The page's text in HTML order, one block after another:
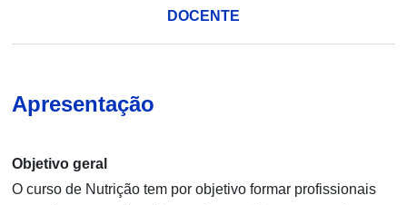
DOCENTE
Apresentação
Objetivo geral
O curso de Nutrição tem por objetivo formar profissionais